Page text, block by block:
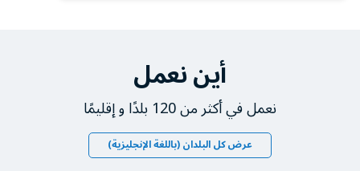
أين نعمل
نعمل في أكثر من 120 بلدًا و إقليمًا
عرض كل البلدان (باللغة الإنجليزية)